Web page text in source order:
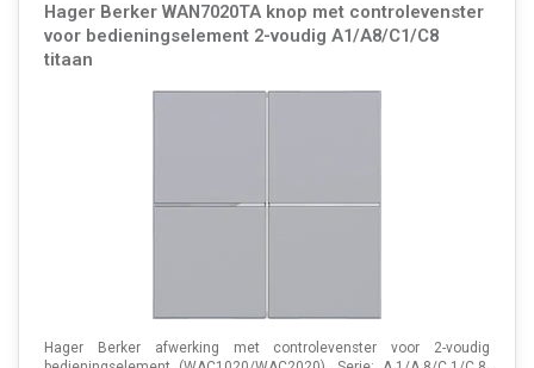
Hager Berker WAN7020TA knop met controlevenster
voor bedieningselement 2-voudig A1/A8/C1/C8
titaan
Hager Berker afwerking met controlevenster voor 2-voudig